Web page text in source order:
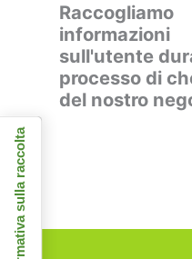
Raccogliamo
informazioni
sull'utente
processo di
del nostro
Informativa sulla raccolta